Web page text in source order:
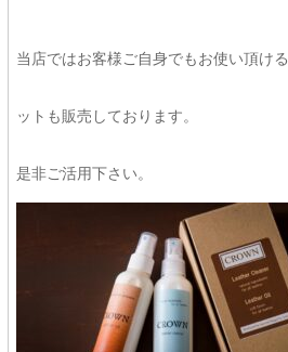
当店ではお客様ご自身でもお使い頂け
ットも販売しております。
是非ご活用下さい。